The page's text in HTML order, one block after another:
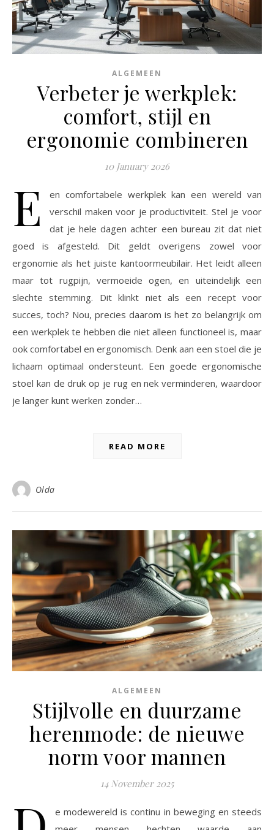
ALGEMEEN
Verbeter je werkplek:
comfort, stijl en
ergonomie combineren
10 January 2026
E
en comfortabele werkplek kan een wereld van
verschil maken voor je productiviteit. Stel je voor
dat je hele dagen achter een bureau zit dat niet
goed is afgesteld. Dit geldt overigens zowel voor
ergonomie als het juiste kantoormeubilair. Het leidt alleen
maar tot rugpijn, vermoeide ogen, en uiteindelijk een
slechte stemming. Dit klinkt niet als een recept voor
succes, toch? Nou, precies daarom is het zo belangrijk om
een werkplek te hebben die niet alleen functioneel is, maar
ook comfortabel en ergonomisch. Denk aan een stoel die je
lichaam optimaal ondersteunt. Een goede ergonomische
stoel kan de druk op je rug en nek verminderen, waardoor
je langer kunt werken zonder…
READ MORE
Olda
ALGEMEEN
Stijlvolle en duurzame
herenmode: de nieuwe
norm voor mannen
14 November 2025
e modewereld is continu in beweging en steeds